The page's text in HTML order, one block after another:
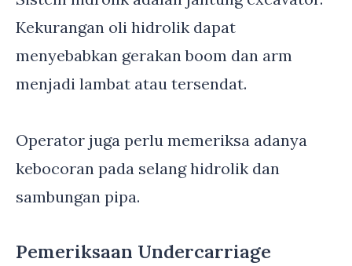
Kekurangan oli hidrolik dapat
menyebabkan gerakan boom dan arm
menjadi lambat atau tersendat.
Operator juga perlu memeriksa adanya
kebocoran pada selang hidrolik dan
sambungan pipa.
Pemeriksaan Undercarriage